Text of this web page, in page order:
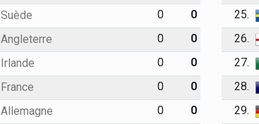
Suède 0
0
Angleterre 0
0
Irlande 0
0
France 0
0
Allemagne 0
0
25.
26.
27.
28.
29.